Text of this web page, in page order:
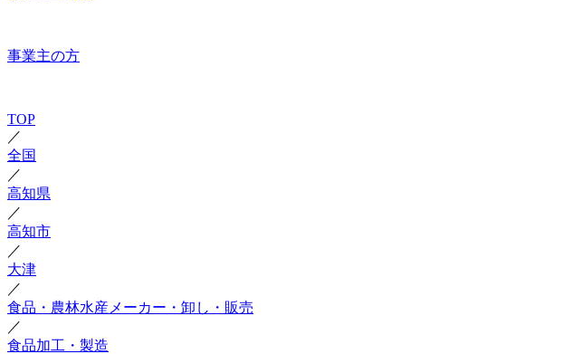
事業主の方
TOP
／
全国
／
高知県
／
高知市
／
大津
／
食品・農林水産メーカー・卸し・販売
／
食品加工・製造